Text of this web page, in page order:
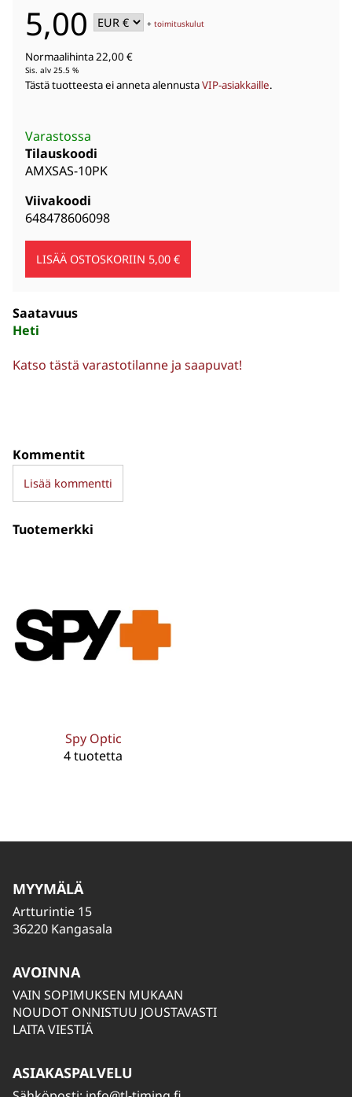
5,00 +toimituskulut
Normaalihinta 22,00 €
Sis. alv 25.5 %
Tästä tuotteesta ei anneta alennustaVIP-asiakkaille.
Varastossa
Tilauskoodi
AMXSAS-10PK
Viivakoodi
648478606098
Saatavuus
Heti
Katso tästä varastotilanne ja saapuvat!
Kommentit
Lisää kommentti
Tuotemerkki
Spy Optic
4 tuotetta
MYYMÄLÄ
Artturintie 15
36220 Kangasala
AVOINNA
VAIN SOPIMUKSEN MUKAAN
NOUDOT ONNISTUU JOUSTAVASTI
LAITA VIESTIÄ
ASIAKASPALVELU